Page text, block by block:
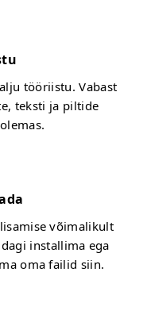
tööriistu. Vabast
teksti ja piltide
võimalikult
installima ega
oma failid siin.